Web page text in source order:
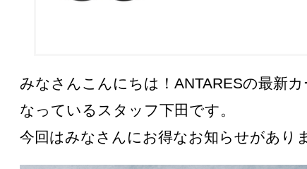
みなさんこんにちは！ANTARESの最新
なっているスタッフ下田です。
今回はみなさんにお得なお知らせがあり